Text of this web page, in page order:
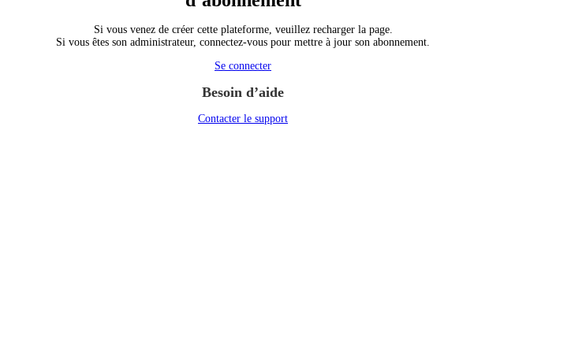
Si vous venez de créer cette plateforme, veuillez recharger la page.
Si vous êtes son administrateur, connectez-vous pour mettre à jour son abonnement.
Se connecter
Besoin d’aide
Contacter le support